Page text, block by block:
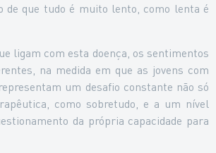
de que tudo é muito lento, como lenta é
ligam com esta doença, os sentimentos
na medida em que as jovens com
um desafio constante não só
como sobretudo, e a um nível
da própria capacidade para